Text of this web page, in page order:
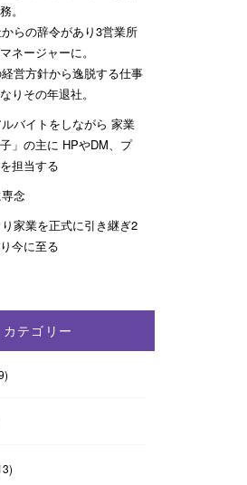
。
らの辞令があり3営業所
ネージャーに。
営方針から逸脱する仕事
りその年退社。
バイトをしながら 家業
」の主に HPやDM、プ
担当する
念
家業を正式に引き継ぎ2
今に至る
カテゴリー